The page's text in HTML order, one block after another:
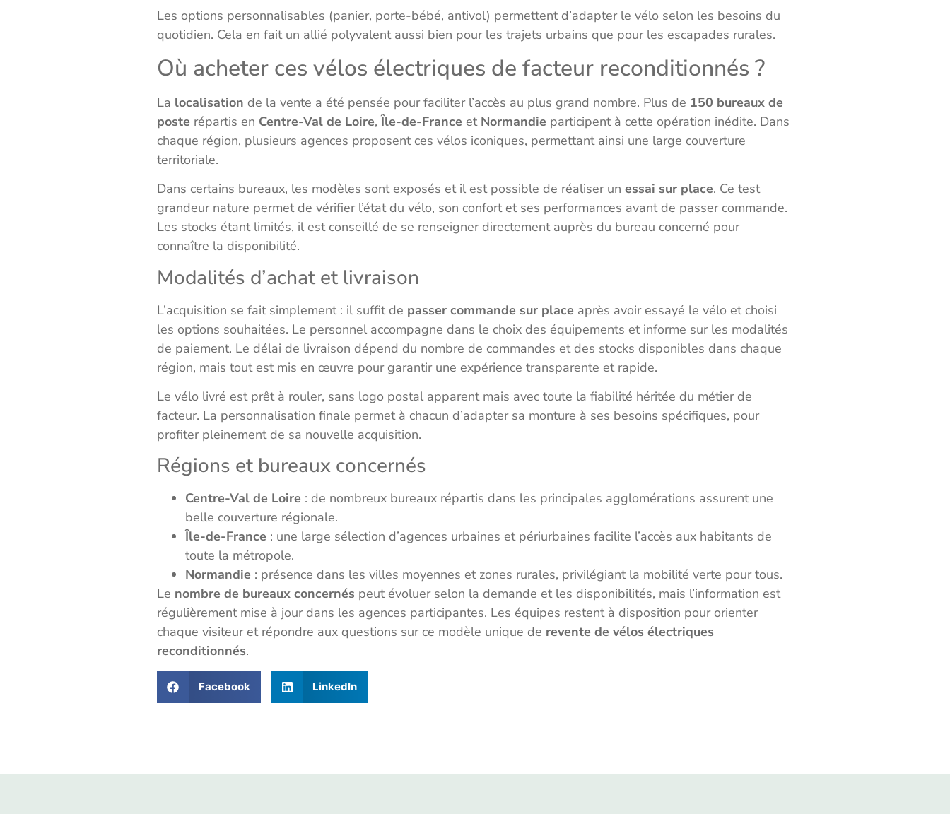
Les options personnalisables (panier, porte-bébé, antivol) permettent d’adapter le vélo selon les besoins du
quotidien. Cela en fait un allié polyvalent aussi bien pour les trajets urbains que pour les escapades rurales.
Où acheter ces vélos électriques de facteur reconditionnés ?
La localisation de la vente a été pensée pour faciliter l’accès au plus grand nombre. Plus de 150 bureaux de
poste répartis en Centre-Val de Loire,Île-de-France et Normandie participent à cette opération inédite. Dans
chaque région, plusieurs agences proposent ces vélos iconiques, permettant ainsi une large couverture
territoriale.
Dans certains bureaux, les modèles sont exposés et il est possible de réaliser un essai sur place. Ce test
grandeur nature permet de vérifier l’état du vélo, son confort et ses performances avant de passer commande.
Les stocks étant limités, il est conseillé de se renseigner directement auprès du bureau concerné pour
connaître la disponibilité.
Modalités d’achat et livraison
L’acquisition se fait simplement : il suffit de passer commande sur place après avoir essayé le vélo et choisi
les options souhaitées. Le personnel accompagne dans le choix des équipements et informe sur les modalités
de paiement. Le délai de livraison dépend du nombre de commandes et des stocks disponibles dans chaque
région, mais tout est mis en œuvre pour garantir une expérience transparente et rapide.
Le vélo livré est prêt à rouler, sans logo postal apparent mais avec toute la fiabilité héritée du métier de
facteur. La personnalisation finale permet à chacun d’adapter sa monture à ses besoins spécifiques, pour
profiter pleinement de sa nouvelle acquisition.
Régions et bureaux concernés
Centre-Val de Loire : de nombreux bureaux répartis dans les principales agglomérations assurent une
belle couverture régionale.
Île-de-France : une large sélection d’agences urbaines et périurbaines facilite l’accès aux habitants de
toute la métropole.
Normandie : présence dans les villes moyennes et zones rurales, privilégiant la mobilité verte pour tous.
Le nombre de bureaux concernés peut évoluer selon la demande et les disponibilités, mais l’information est
régulièrement mise à jour dans les agences participantes. Les équipes restent à disposition pour orienter
chaque visiteur et répondre aux questions sur ce modèle unique de revente de vélos électriques
reconditionnés.
Facebook LinkedIn